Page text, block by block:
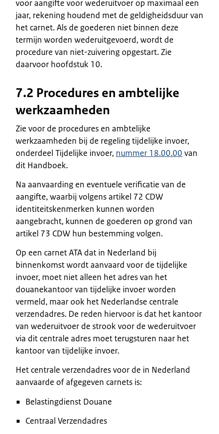
voor aangifte voor wederuitvoer op maximaal een
jaar, rekening houdend met de geldigheidsduur van
het carnet. Als de goederen niet binnen deze
termijn worden wederuitgevoerd, wordt de
procedure van niet-zuivering opgestart. Zie
daarvoor hoofdstuk 10.
7.2 Procedures en ambtelijke
werkzaamheden
Zie voor de procedures en ambtelijke
werkzaamheden bij de regeling tijdelijke invoer,
onderdeel Tijdelijke invoer, nummer 18.00.00 van
dit Handboek.
Na aanvaarding en eventuele verificatie van de
aangifte, waarbij volgens artikel 72 CDW
identiteitskenmerken kunnen worden
aangebracht, kunnen de goederen op grond van
artikel 73 CDW hun bestemming volgen.
Op een carnet ATA dat in Nederland bij
binnenkomst wordt aanvaard voor de tijdelijke
invoer, moet niet alleen het adres van het
douanekantoor van tijdelijke invoer worden
vermeld, maar ook het Nederlandse centrale
verzendadres. De reden hiervoor is dat het kantoor
van wederuitvoer de strook voor de wederuitvoer
via dit centrale adres moet terugsturen naar het
kantoor van tijdelijke invoer.
Het centrale verzendadres voor de in Nederland
aanvaarde of afgegeven carnets is:
Belastingdienst Douane
Centraal Verzendadres